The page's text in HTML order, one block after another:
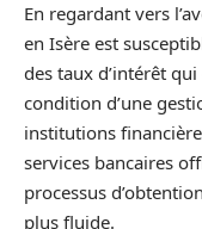
En regardant vers
en Isère est
des taux d’intérêt
condition d’une
institutions
services bancaires
processus
plus fluide.